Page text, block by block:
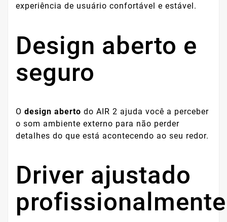
experiência de usuário confortável e estável.
Design aberto e
seguro
O design aberto do AIR 2 ajuda você a perceber
o som ambiente externo para não perder
detalhes do que está acontecendo ao seu redor.
Driver ajustado
profissionalmente